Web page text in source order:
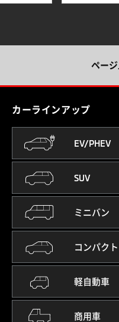
ペー
カーラインアップ
EV/PHEV
SUV
ミニバン
コンパクト
軽自動車
商用車